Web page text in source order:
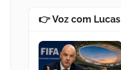
👉 Voz com Lucas